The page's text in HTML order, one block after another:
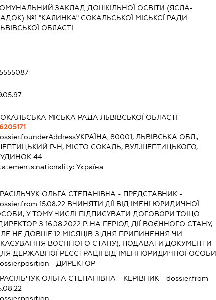
ЗАКЛАД ДОШКІЛЬНОЇ ОСВІТИ (ЯСЛА-
№1 "КАЛИНКА" СОКАЛЬСЬКОЇ МІСЬКОЇ РАДИ
ОБЛАСТІ
МІСЬКА РАДА ЛЬВІВСЬКОЇ ОБЛАСТІ
УКРАЇНА, 80001, ЛЬВІВСЬКА ОБЛ.,
Р-Н, МІСТО СОКАЛЬ, ВУЛ.ШЕПТИЦЬКОГО,
44
Україна
ОЛЬГА СТЕПАНІВНА - ПРЕДСТАВНИК -
15.08.22 ВЧИНЯТИ ДІЇ ВІД ІМЕНІ ЮРИДИЧНОЇ
У ТОМУ ЧИСЛІ ПІДПИСУВАТИ ДОГОВОРИ ТОЩО
З 16.08.2022 Р. НА ПЕРІОД ДІЇ ВОЄННОГО СТАНУ,
НЕ ДОВШЕ 12 МІСЯЦІВ З ДНЯ ПРИПИНЕННЯ ЧИ
ВОЄННОГО СТАНУ), ПОДАВАТИ ДОКУМЕНТИ
ДЕРЖАВНОЇ РЕЄСТРАЦІЇ ВІД ІМЕНІ ЮРИДИЧНОЇ ОСОБИ
- ДИРЕКТОР
ОЛЬГА СТЕПАНІВНА - КЕРІВНИК - dossier.from
-